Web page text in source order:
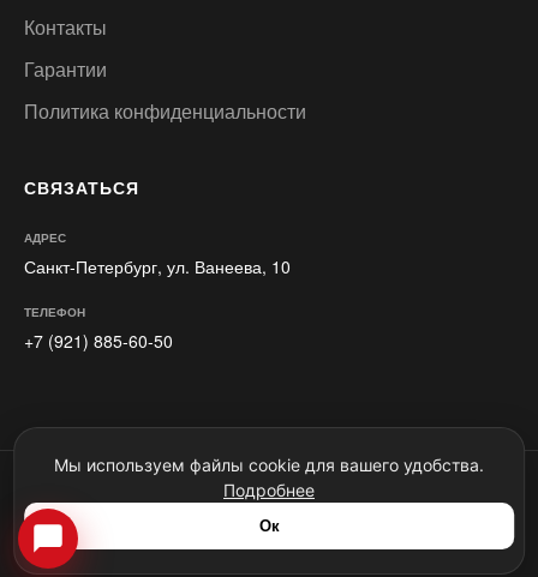
Контакты
Гарантии
Политика конфиденциальности
СВЯЗАТЬСЯ
АДРЕС
Санкт-Петербург, ул. Ванеева, 10
ТЕЛЕФОН
+7 (921) 885-60-50
Motul Команда. Авторские права © 2022-2026. Копирование любых
материалов запрещено по закону. Статья 146 УК РФ.
Сайт является ознакомительной платформой и ни при каких
обстоятельствах не является публичной офертой.
Мы используем файлы cookie для вашего удобства.
Подробнее
Ок